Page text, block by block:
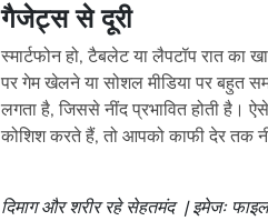
गैजेट्स से दूरी
स्मार्टफोन हो, टैबलेट या लैपटॉप रात
पर गेम खेलने या सोशल मीडिया पर बहुत
लगता है, जिससे नींद प्रभावित होती है।
कोशिश करते हैं, तो आपको काफी देर तक
दिमाग और शरीर रहे सेहतमंद | इमेजः